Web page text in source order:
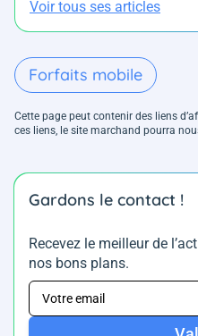
Voir tous ses articles
Forfaits mobile
Cette page peut contenir des liens
ces liens, le site marchand pourra
Gardons le contact !
Recevez le meilleur de
nos bons plans.